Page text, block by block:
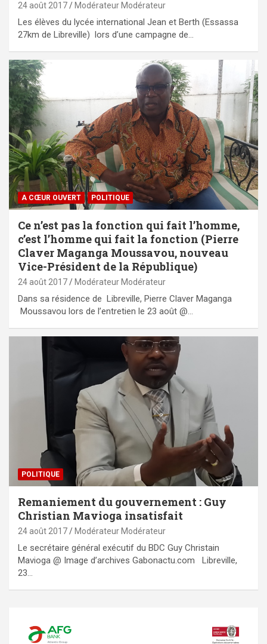
24 août 2017 Modérateur Modérateur
Les élèves du lycée international Jean et Berth (Essassa
27km de Libreville) lors d’une campagne de…
A CŒUR OUVERT POLITIQUE
Ce n’est pas la fonction qui fait l’homme,
c’est l’homme qui fait la fonction (Pierre
Claver Maganga Moussavou, nouveau
Vice-Président de la République)
24 août 2017 Modérateur Modérateur
Dans sa résidence de Libreville, Pierre Claver Maganga
Moussavou lors de l’entretien le 23 août @…
POLITIQUE
Remaniement du gouvernement : Guy
Christian Mavioga insatisfait
24 août 2017 Modérateur Modérateur
Le secrétaire général exécutif du BDC Guy Christain
Mavioga @ Image d’archives Gabonactu.com Libreville,
23…